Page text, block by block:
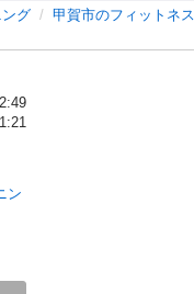
グ
甲賀市のフィットネ
ン